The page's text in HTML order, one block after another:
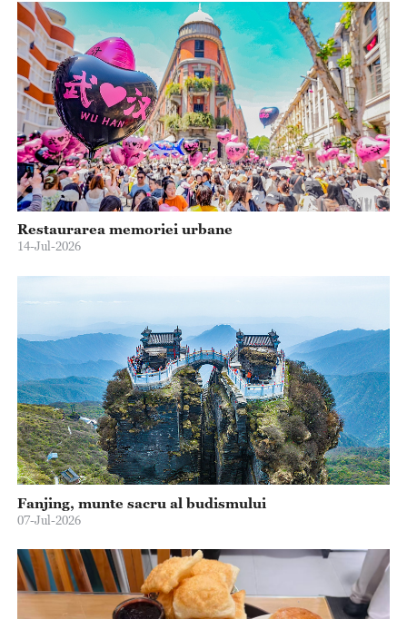
Restaurarea memoriei urbane
14-Jul-2026
Fanjing, munte sacru al budismului
07-Jul-2026